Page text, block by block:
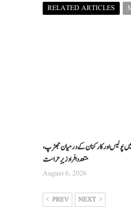
RELATED ARTICLES
پولیس اور کارکنان کے درمیان جھڑپ،
متعدد افراد زیرِ حراست
August 6, 2026
PREV NEXT